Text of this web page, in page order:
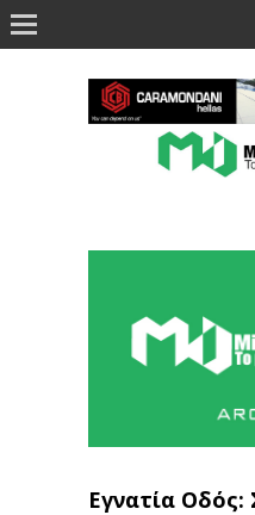
Εγνατία Οδός: